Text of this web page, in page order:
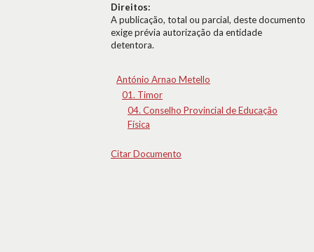
Direitos:
A publicação, total ou parcial, deste documento
exige prévia autorização da entidade
detentora.
António Arnao Metello
01. Timor
04. Conselho Provincial de Educação
Física
Citar Documento